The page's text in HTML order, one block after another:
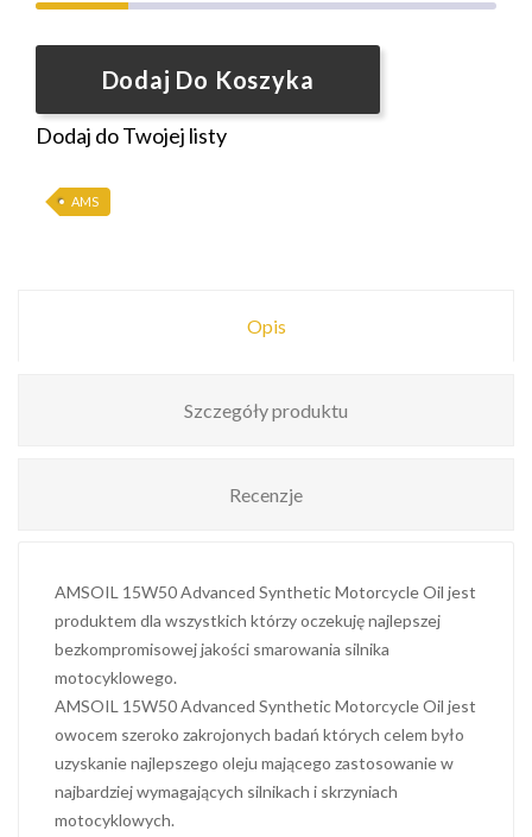
Dodaj Do Koszyka
Dodaj do Twojej listy
AMS
Opis
Szczegóły produktu
Recenzje
AMSOIL 15W50 Advanced Synthetic Motorcycle Oil jest
produktem dla wszystkich którzy oczekuję najlepszej
bezkompromisowej jakości smarowania silnika
motocyklowego.
AMSOIL 15W50 Advanced Synthetic Motorcycle Oil jest
owocem szeroko zakrojonych badań których celem było
uzyskanie najlepszego oleju mającego zastosowanie w
najbardziej wymagających silnikach i skrzyniach
motocyklowych.